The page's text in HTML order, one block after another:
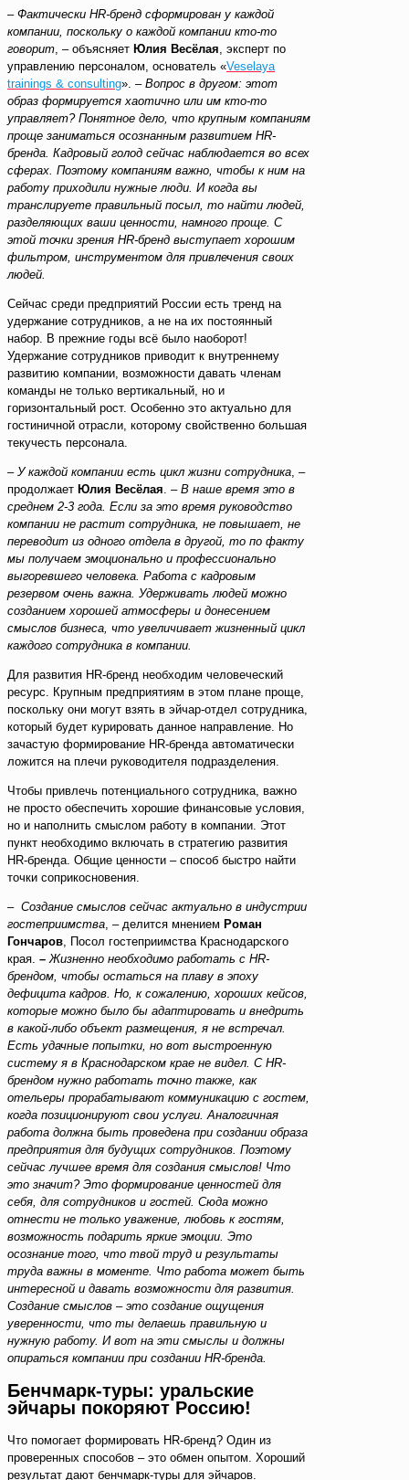
– Фактически HR-бренд сформирован у каждой
компании, поскольку о каждой компании кто-то
говорит, – объясняет Юлия Весёлая, эксперт по
управлению персоналом, основатель «Veselaya
trainings & consulting». – Вопрос в другом: этот
образ формируется хаотично или им кто-то
управляет? Понятное дело, что крупным компаниям
проще заниматься осознанным развитием HR-
бренда. Кадровый голод сейчас наблюдается во всех
сферах. Поэтому компаниям важно, чтобы к ним на
работу приходили нужные люди. И когда вы
транслируете правильный посыл, то найти людей,
разделяющих ваши ценности, намного проще. С
этой точки зрения HR-бренд выступает хорошим
фильтром, инструментом для привлечения своих
людей.
Сейчас среди предприятий России есть тренд на
удержание сотрудников, а не на их постоянный
набор. В прежние годы всё было наоборот!
Удержание сотрудников приводит к внутреннему
развитию компании, возможности давать членам
команды не только вертикальный, но и
горизонтальный рост. Особенно это актуально для
гостиничной отрасли, которому свойственно большая
текучесть персонала.
– У каждой компании есть цикл жизни сотрудника, –
продолжает Юлия Весёлая. – В наше время это в
среднем 2-3 года. Если за это время руководство
компании не растит сотрудника, не повышает, не
переводит из одного отдела в другой, то по факту
мы получаем эмоционально и профессионально
выгоревшего человека. Работа с кадровым
резервом очень важна. Удерживать людей можно
созданием хорошей атмосферы и донесением
смыслов бизнеса, что увеличивает жизненный цикл
каждого сотрудника в компании.
Для развития HR-бренд необходим человеческий
ресурс. Крупным предприятиям в этом плане проще,
поскольку они могут взять в эйчар-отдел сотрудника,
который будет курировать данное направление. Но
зачастую формирование HR-бренда автоматически
ложится на плечи руководителя подразделения.
Чтобы привлечь потенциального сотрудника, важно
не просто обеспечить хорошие финансовые условия,
но и наполнить смыслом работу в компании. Этот
пункт необходимо включать в стратегию развития
HR-бренда. Общие ценности – способ быстро найти
точки соприкосновения.
– Создание смыслов сейчас актуально в индустрии
гостеприимства, – делится мнением Роман
Гончаров, Посол гостеприимства Краснодарского
края. –Жизненно необходимо работать с HR-
брендом, чтобы остаться на плаву в эпоху
дефицита кадров. Но, к сожалению, хороших кейсов,
которые можно было бы адаптировать и внедрить
в какой-либо объект размещения, я не встречал.
Есть удачные попытки, но вот выстроенную
систему я в Краснодарском крае не видел. С HR-
брендом нужно работать точно также, как
отельеры прорабатывают коммуникацию с гостем,
когда позиционируют свои услуги. Аналогичная
работа должна быть проведена при создании образа
предприятия для будущих сотрудников. Поэтому
сейчас лучшее время для создания смыслов! Что
это значит? Это формирование ценностей для
себя, для сотрудников и гостей. Сюда можно
отнести не только уважение, любовь к гостям,
возможность подарить яркие эмоции. Это
осознание того, что твой труд и результаты
труда важны в моменте. Что работа может быть
интересной и давать возможности для развития.
Создание смыслов – это создание ощущения
уверенности, что ты делаешь правильную и
нужную работу. И вот на эти смыслы и должны
опираться компании при создании HR-бренда.
Бенчмарк-туры: уральские
эйчары покоряют Россию!
Что помогает формировать HR-бренд? Один из
проверенных способов – это обмен опытом. Хороший
результат дают бенчмарк-туры для эйчаров.